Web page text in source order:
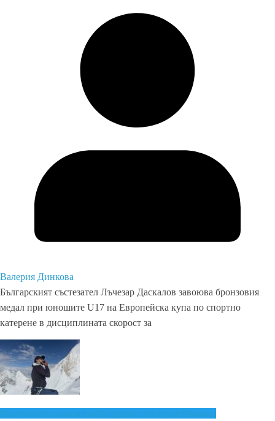
Валерия Динкова
Българският състезател Лъчезар Даскалов завоюва бронзовия
медал при юношите U17 на Европейска купа по спортно
катерене в дисциплината скорост за
Височинен алпинизъм Екстремни спортове Новини